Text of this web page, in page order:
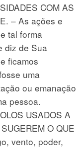
COM AS
– As ações e
tal forma
diz de Sua
ficamos
uma
ou emanação
pessoa.
USADOS A
O QUE
vento, poder,